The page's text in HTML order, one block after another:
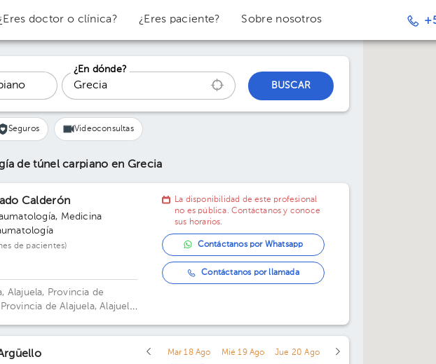
doctor o clínica? ¿Eres paciente? Sobre nosotros
¿En dónde?
BUSCAR
Seguros Videoconsultas
de túnel carpiano en Grecia
Calderón
, Medicina
de pacientes)
Alajuela, Provincia de
de Alajuela, Alajuela
La disponibilidad de este profesional
no es pública. Contáctanos y conoce
sus horarios.
Contáctanos por Whatsapp
Contáctanos por llamada
Mar 18 Ago
Mié 19 Ago
Jue 20 Ago